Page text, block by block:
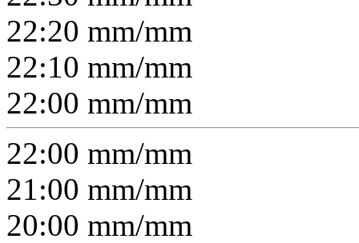
22:20 mm/mm
22:10 mm/mm
22:00 mm/mm
22:00 mm/mm
21:00 mm/mm
20:00 mm/mm